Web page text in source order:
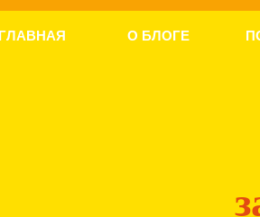
ГЛАВНАЯ О БЛОГЕ